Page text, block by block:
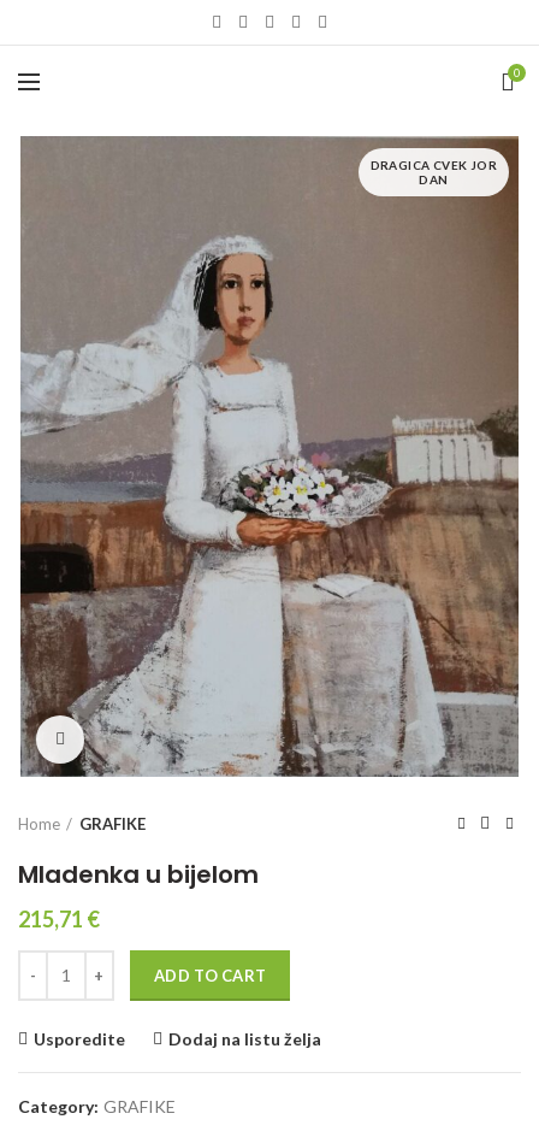
0
DRAGICA CVEK JOR
DAN
Click to enlarge
Home GRAFIKE
Mladenka u bijelom
215,71 €
ADD TO CART
Usporedite Dodaj na listu želja
Category: GRAFIKE